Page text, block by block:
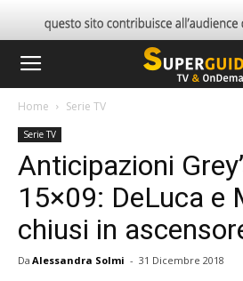
Home Serie TV
Serie TV
Anticipazioni
15×09: DeLuca e
chiusi in
Da Alessandra Solmi - 31 Dicembre 2018